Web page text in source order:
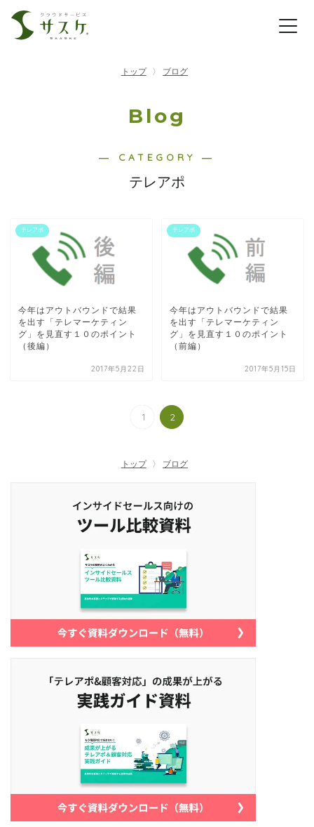
トップ ブログ
Blog
― CATEGORY ―
テレアポ
テレアポ
今年はアウトバウンドで結果
を出す「テレマーケティン
グ」を見直す１０のポイント
（後編）
2017年5月22日
テレアポ
今年はアウトバウンドで結果
を出す「テレマーケティン
グ」を見直す１０のポイント
（前編）
2017年5月15日
1 2
トップ ブログ